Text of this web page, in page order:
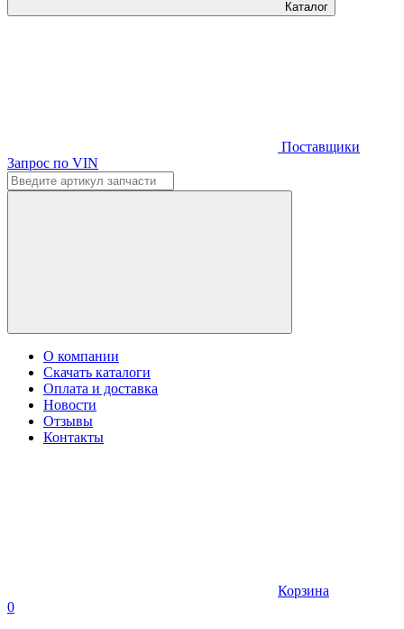
Каталог
Поставщики
Запрос по VIN
О компании
Скачать каталоги
Оплата и доставка
Новости
Отзывы
Контакты
Корзина
0